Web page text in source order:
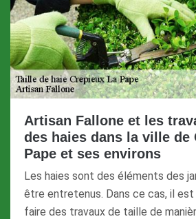
Artisan Fallone et les
des haies dans la ville de
Pape et ses environs
Les haies sont des éléments des
être entretenus. Dans ce cas, il
faire des travaux de taille de